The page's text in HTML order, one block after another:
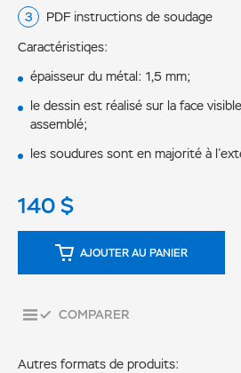
PDF instructions de soudage
Caractéristiqes:
épaisseur du métal: 1,5 mm;
le dessin est réalisé sur la face
assemblé;
les soudures sont en majorité à
140$
AJOUTER AU PANIER
COMPARER
Autres formats de produits: